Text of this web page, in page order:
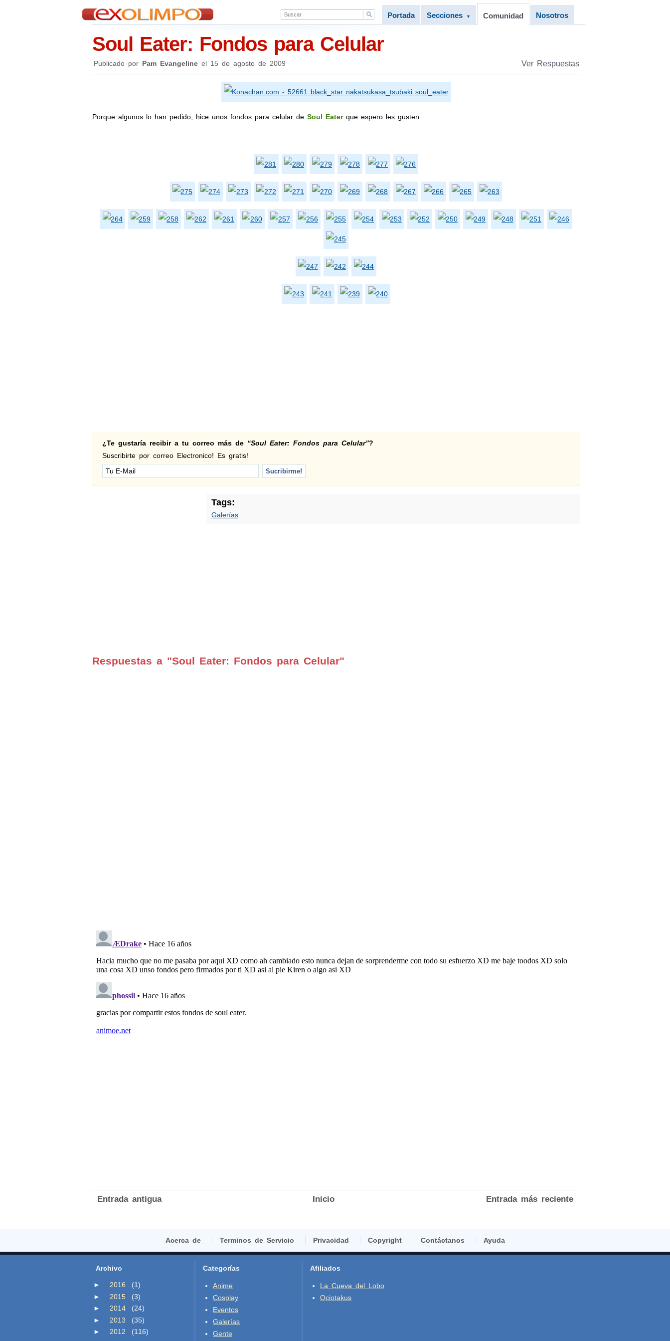
Portada Secciones ▼ Comunidad Nosotros
Soul Eater: Fondos para Celular
Publicado por Pam Evangelineel 15 de agosto de 2009 Ver Respuestas
Porque algunos lo han pedido, hice unos fondos para celular de Soul Eater que espero les gusten.
¿Te gustaría recibir a tu correo más de “Soul Eater: Fondos para Celular”?
Suscribirte por correo Electronico! Es gratis!
Tags:
Galerías
Respuestas a "Soul Eater: Fondos para Celular"
Entrada más reciente
Entrada antigua Inicio
Acerca de Terminos de Servicio Privacidad Copyright Contáctanos Ayuda
Archivo
► 2016
(1)
►
2015
(3)
►
2014
(24)
►
2013
(35)
►
2012
(116)
Categorías
Anime
Cosplay
Eventos
Galerías
Gente
Afiliados
La Cueva del Lobo
Ociotakus